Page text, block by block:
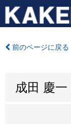
前のページに戻る
成田 慶一